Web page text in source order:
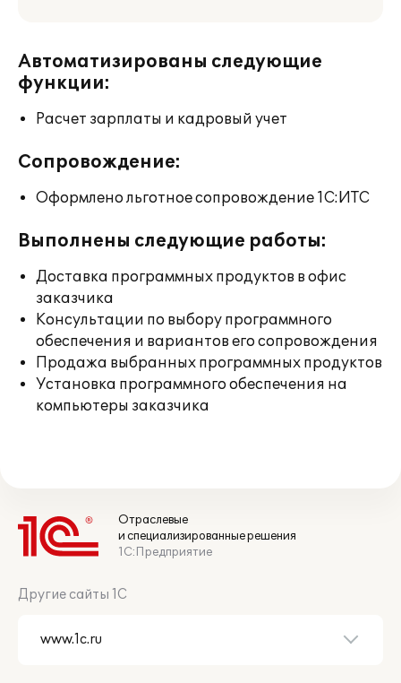
Автоматизированы следующие
функции:
Расчет зарплаты и кадровый учет
Сопровождение:
Оформлено льготное сопровождение 1С:ИТС
Выполнены следующие работы:
Доставка программных продуктов в офис
заказчика
Консультации по выбору программного
обеспечения и вариантов его сопровождения
Продажа выбранных программных продуктов
Установка программного обеспечения на
компьютеры заказчика
Отраслевые
и специализированные решения
1С:Предприятие
Другие сайты 1С